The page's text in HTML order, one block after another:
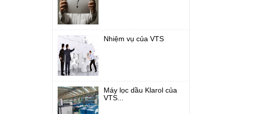
Nhiệm vụ của VTS
Máy lọc dầu Klarol của
VTS...